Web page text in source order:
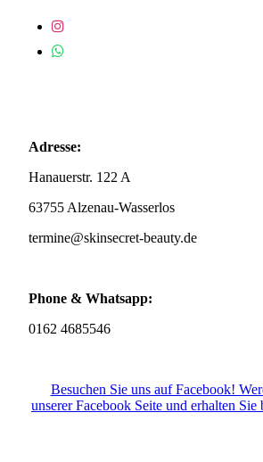
Adresse:
Hanauerstr. 122 A
63755 Alzenau-Wasserlos
termine@skinsecret-beauty.de
Phone & Whatsapp:
0162 4685546
Besuchen Sie uns auf Facebook!
unserer Facebook Seite und erhalten Sie